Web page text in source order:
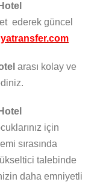
ederek güncel
arası kolay ve
için
sırasında
talebinde
daha emniyetli